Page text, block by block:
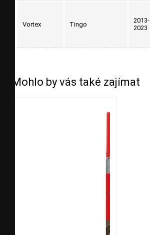
Vortex Tingo
2013-
2023
Mohlo by vás také zajímat